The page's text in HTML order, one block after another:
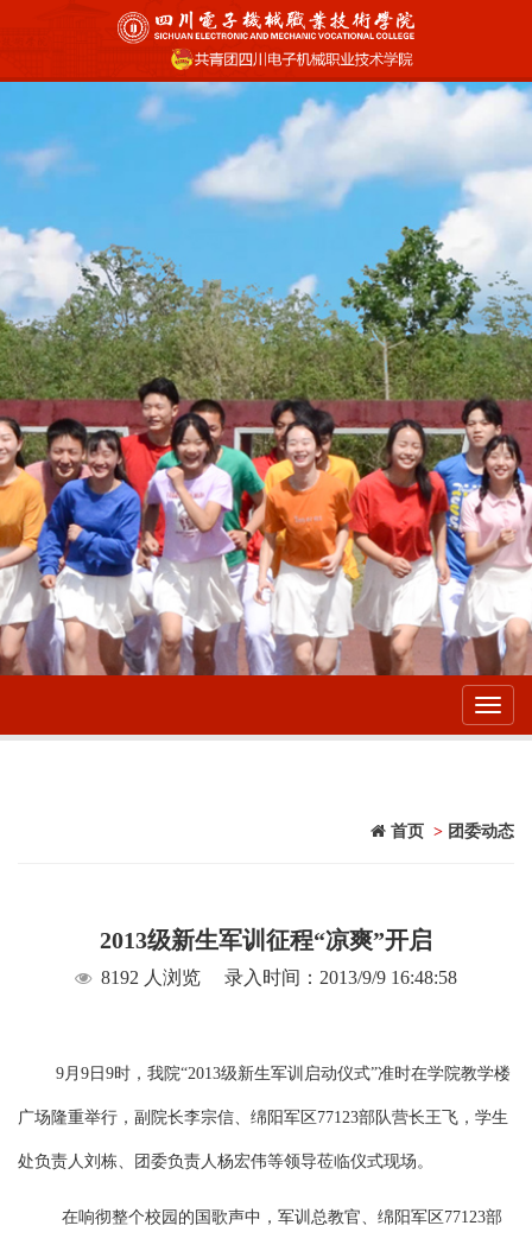
首页 > 团委动态
2013级新生军训征程“凉爽”开启
8192 人浏览 录入时间：2013/9/9 16:48:58
9月 9 日 9时，我院“2013级新生军训启动仪式”准时在学院教学楼
广场隆重举行， 副院长李宗信、 绵阳军区 77123部队营长王飞， 学生
处负责人刘栋、团委负责人杨宏伟等领导莅临仪式现场。
在响彻整个校园的国歌声中，军训总教官、绵阳军区 77123部